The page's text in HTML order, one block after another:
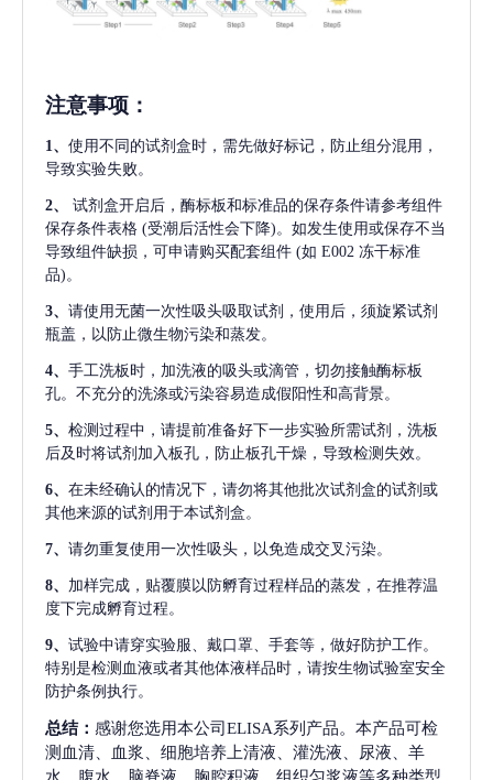
注意事项 ：
1、 使用不同的试剂盒时，需先做好标记，防止组分混用，
导致实验失败。
2、
试剂盒开启后，酶标板和标准品的保存条件请参考组件
保存条件表格 (受潮后活性会下降)。如发生使用或保存不当
导致组件缺损，可申请购买配套组件 (如 E002 冻干标准
品)。
3、 请使用无菌一次性吸头吸取试剂，使用后，须旋紧试剂
瓶盖，以防止微生物污染和蒸发。
4、 手工洗板时，加洗液的吸头或滴管，切勿接触酶标板
孔。不充分的洗涤或污染容易造成假阳性和高背景。
5、 检测过程中，请提前准备好下一步实验所需试剂，洗板
后及时将试剂加入板孔，防止板孔干燥，导致检测失效。
6、 在未经确认的情况下，请勿将其他批次试剂盒的试剂或
其他来源的试剂用于本试剂盒。
7、 请勿重复使用一次性吸头，以免造成交叉污染。
8、 加样完成，贴覆膜以防孵育过程样品的蒸发，在推荐温
度下完成孵育过程。
9、 试验中请穿实验服、戴口罩、手套等，做好防护工作。
特别是检测血液或者其他体液样品时，请按生物试验室安全
防护条例执行。
总结： 感谢您选用本公司ELISA系列产品。本产品可检
测血清、血浆、细胞培养上清液、灌洗液、尿液、羊